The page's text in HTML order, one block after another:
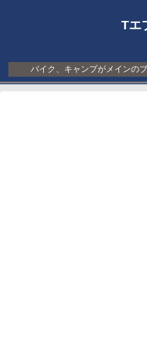
Tエ
バイク、キャンプがメインの